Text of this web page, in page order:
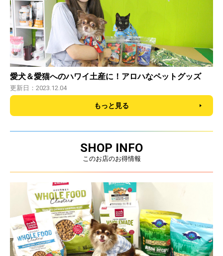
愛犬＆愛猫へのハワイ土産に！アロハなペットグッズ
更新日：2023.12.04
もっと見る
SHOP INFO
このお店のお得情報